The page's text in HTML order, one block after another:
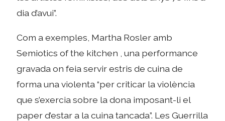
dia d’avui”.
Com a exemples, Martha Rosler amb
Semiotics of the kitchen , una performance
gravada on feia servir estris de cuina de
forma una violenta “per criticar la violència
que s’exercia sobre la dona imposant-li el
paper d’estar a la cuina tancada”. Les Guerrilla